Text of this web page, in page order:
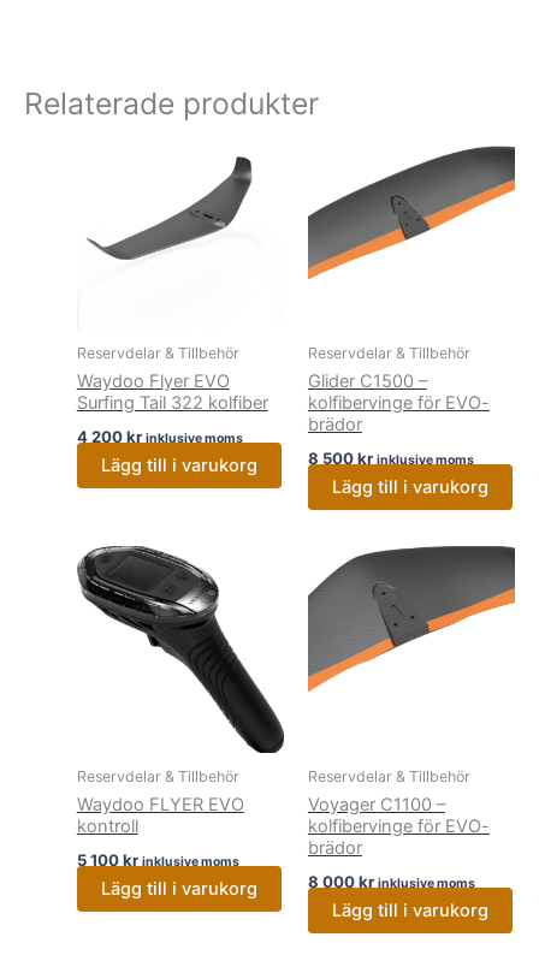
Relaterade produkter
Reservdelar & Tillbehör
Waydoo Flyer EVO
Surfing Tail 322 kolfiber
4 200kr inklusive moms
Lägg till i varukorg
Reservdelar & Tillbehör
Glider C1500 –
kolfibervinge för EVO-
brädor
8 500kr inklusive moms
Lägg till i varukorg
Reservdelar & Tillbehör
Waydoo FLYER EVO
kontroll
5 100kr inklusive moms
Lägg till i varukorg
Reservdelar & Tillbehör
Voyager C1100 –
kolfibervinge för EVO-
brädor
8 000kr inklusive moms
Lägg till i varukorg